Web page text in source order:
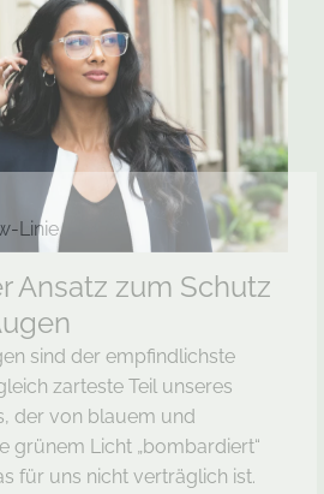
zum Schutz
der empfindlichste
zarteste Teil unseres
von blauem und
Licht „bombardiert“
uns nicht verträglich ist.